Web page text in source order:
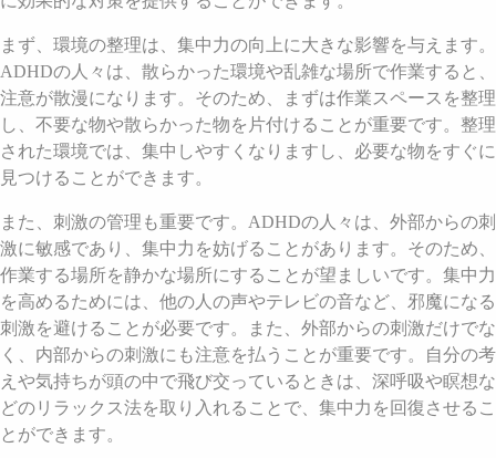
まず、環境の整理は、集中力の向上に大きな影響を与えます。
ADHDの人々は、散らかった環境や乱雑な場所で作業すると、
注意が散漫になります。そのため、まずは作業スペースを整理
し、不要な物や散らかった物を片付けることが重要です。整理
された環境では、集中しやすくなりますし、必要な物をすぐに
見つけることができます。
また、刺激の管理も重要です。ADHDの人々は、外部からの刺
激に敏感であり、集中力を妨げることがあります。そのため、
作業する場所を静かな場所にすることが望ましいです。集中力
を高めるためには、他の人の声やテレビの音など、邪魔になる
刺激を避けることが必要です。また、外部からの刺激だけでな
く、内部からの刺激にも注意を払うことが重要です。自分の考
えや気持ちが頭の中で飛び交っているときは、深呼吸や瞑想な
どのリラックス法を取り入れることで、集中力を回復させるこ
とができます。